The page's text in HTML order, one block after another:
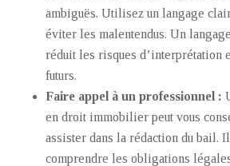
ambiguës. Utilisez un langage
éviter les malentendus. Un
réduit les risques d’interprétation
futurs.
Faire appel à un professionnel :
en droit immobilier peut vous
assister dans la rédaction du bail.
comprendre les obligations